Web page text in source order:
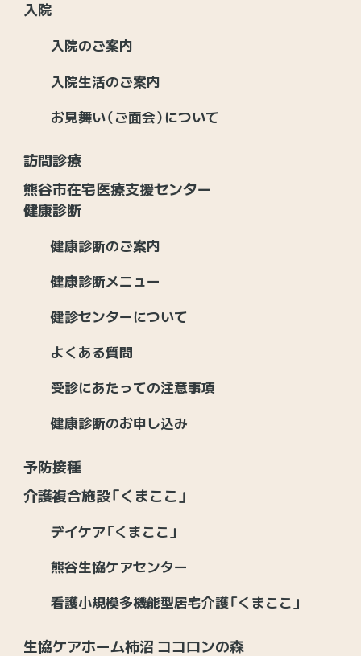
入院
入院のご案内
入院生活のご案内
お見舞い（ご面会）について
訪問診療
熊谷市在宅医療支援センター
健康診断
健康診断のご案内
健康診断メニュー
健診センターについて
よくある質問
受診にあたっての注意事項
健康診断のお申し込み
予防接種
介護複合施設「くまここ」
デイケア「くまここ」
熊谷生協ケアセンター
看護小規模多機能型居宅介護「くまここ」
生協ケアホーム柿沼 ココロンの森